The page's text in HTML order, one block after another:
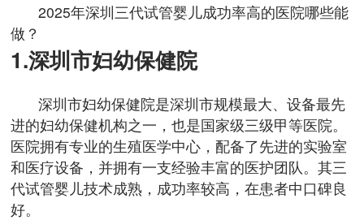
2025年深圳三代试管婴儿成功率高的医院哪些能
做？
1.深圳市妇幼保健院
深圳市妇幼保健院是深圳市规模最大、设备最先
进的妇幼保健机构之一，也是国家级三级甲等医院。
医院拥有专业的生殖医学中心，配备了先进的实验室
和医疗设备，并拥有一支经验丰富的医护团队。其三
代试管婴儿技术成熟，成功率较高，在患者中口碑良
好。